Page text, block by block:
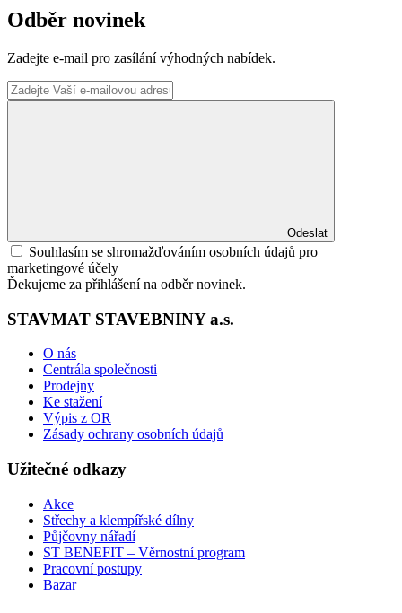
Odběr novinek
Zadejte e-mail pro zasílání výhodných nabídek.
Odeslat
Souhlasím se shromažďováním osobních údajů pro
marketingové účely
Ďekujeme za přihlášení na odběr novinek.
STAVMAT STAVEBNINY a.s.
O nás
Centrála společnosti
Prodejny
Ke stažení
Výpis z OR
Zásady ochrany osobních údajů
Užitečné odkazy
Akce
Střechy a klempířské dílny
Půjčovny nářadí
ST BENEFIT – Věrnostní program
Pracovní postupy
Bazar